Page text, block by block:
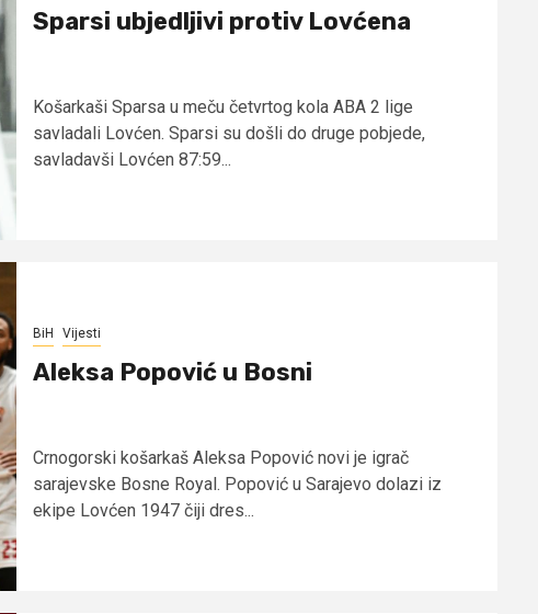
Sparsi ubjedljivi protiv Lovćena
Košarkaši Sparsa u meču četvrtog kola ABA 2 lige
savladali Lovćen. Sparsi su došli do druge pobjede,
savladavši Lovćen 87:59...
BiH Vijesti
Aleksa Popović u Bosni
Crnogorski košarkaš Aleksa Popović novi je igrač
sarajevske Bosne Royal. Popović u Sarajevo dolazi iz
ekipe Lovćen 1947 čiji dres...